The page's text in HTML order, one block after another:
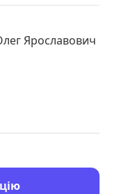
Ярославович